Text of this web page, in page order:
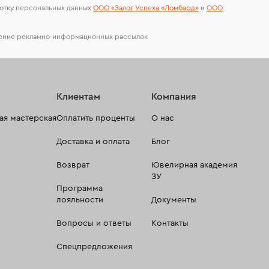
персональных данных ООО «Залог Успеха «Ломбард» и ООО
рекламно-информационных рассылок
мастерская
Клиентам
Оплатить проценты
Доставка и оплата
Возврат
Программа
лояльности
Вопросы и ответы
Спецпредложения
Компания
О нас
Блог
Ювелирная академия
ЗУ
Документы
Контакты